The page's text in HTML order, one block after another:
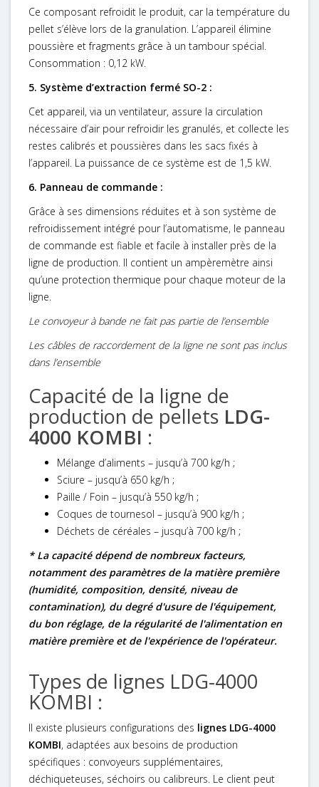
Ce composant refroidit le produit, car la température du
pellet s’élève lors de la granulation. L’appareil élimine
poussière et fragments grâce à un tambour spécial.
Consommation : 0,12 kW.
5. Système d’extraction fermé SO-2 :
Cet appareil, via un ventilateur, assure la circulation
nécessaire d’air pour refroidir les granulés, et collecte les
restes calibrés et poussières dans les sacs fixés à
l’appareil. La puissance de ce système est de 1,5 kW.
6. Panneau de commande :
Grâce à ses dimensions réduites et à son système de
refroidissement intégré pour l’automatisme, le panneau
de commande est fiable et facile à installer près de la
ligne de production. Il contient un ampèremètre ainsi
qu’une protection thermique pour chaque moteur de la
ligne.
Le convoyeur à bande ne fait pas partie de l’ensemble
Les câbles de raccordement de la ligne ne sont pas inclus
dans l’ensemble
Capacité de la ligne de
production de pellets LDG-
4000 KOMBI :
Mélange d’aliments – jusqu’à 700 kg/h ;
Sciure – jusqu’à 650 kg/h ;
Paille / Foin – jusqu’à 550 kg/h ;
Coques de tournesol – jusqu’à 900 kg/h ;
Déchets de céréales – jusqu’à 700 kg/h ;
* La capacité dépend de nombreux facteurs,
notamment des paramètres de la matière première
(humidité, composition, densité, niveau de
contamination), du degré d'usure de l'équipement,
du bon réglage, de la régularité de l'alimentation en
matière première et de l'expérience de l'opérateur.
Types de lignes LDG-4000
KOMBI :
Il existe plusieurs configurations des lignes LDG-4000
KOMBI, adaptées aux besoins de production
spécifiques : convoyeurs supplémentaires,
déchiqueteuses, séchoirs ou calibreurs. Le client peut